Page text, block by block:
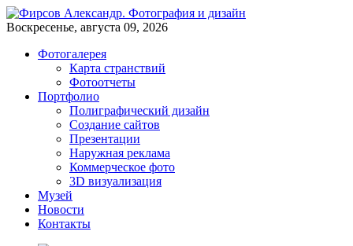
Воскресенье, августа 09, 2026
Фотогалерея
Карта странствий
Фотоотчеты
Портфолио
Полиграфический дизайн
Создание сайтов
Презентации
Наружная реклама
Коммерческое фото
3D визуализация
Музей
Новости
Контакты